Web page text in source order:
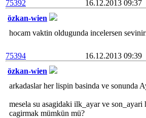
75392
16.12.2013 09:37
özkan-wien
hocam vaktin oldugunda incelersen
75394
16.12.2013 09:39
özkan-wien
arkadaslar her lispin basinda ve sonunda
mesela su asagidaki ilk_ayar ve
cagirmak mümkün mü?